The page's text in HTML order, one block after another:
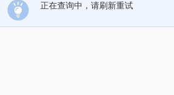
正在查询中，请刷新重试